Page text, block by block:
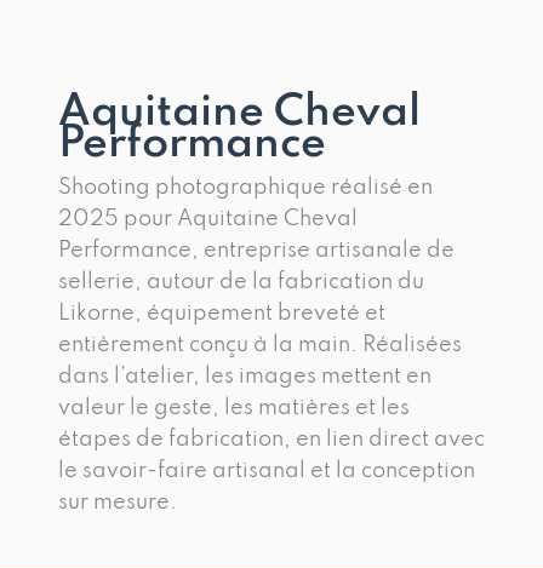
Aquitaine Cheval
Performance
Shooting photographique réalisé en
2025 pour Aquitaine Cheval
Performance, entreprise artisanale de
sellerie, autour de la fabrication du
Likorne, équipement breveté et
entièrement conçu à la main. Réalisées
dans l’atelier, les images mettent en
valeur le geste, les matières et les
étapes de fabrication, en lien direct avec
le savoir-faire artisanal et la conception
sur mesure.